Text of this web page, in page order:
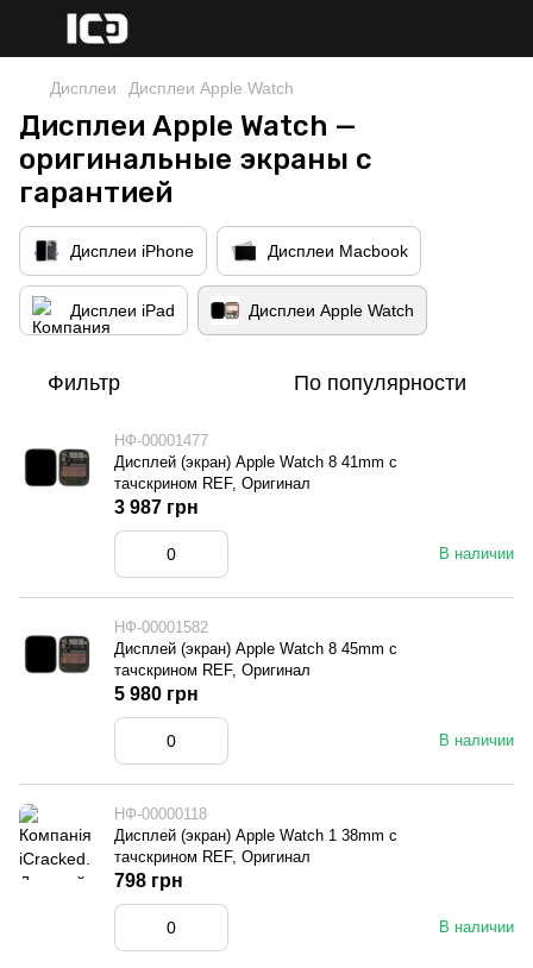
Дисплеи Дисплеи Apple Watch
Дисплеи Apple Watch —
оригинальные экраны с
гарантией
Дисплеи iPhone Дисплеи Macbook
Дисплеи iPad Дисплеи Apple Watch
Фильтр По популярности
НФ-00001477
Дисплей (экран) Apple Watch 8 41mm с
тачскрином REF, Оригинал
В наличии
3 987 грн
НФ-00001582
Дисплей (экран) Apple Watch 8 45mm с
тачскрином REF, Оригинал
В наличии
5 980 грн
НФ-00000118
Дисплей (экран) Apple Watch 1 38mm с
тачскрином REF, Оригинал
В наличии
798 грн